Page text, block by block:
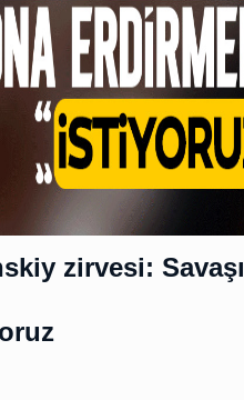
zirvesi: Savaşı